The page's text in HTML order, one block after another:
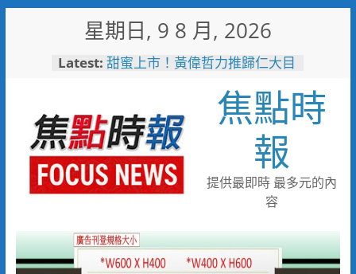
星期日, 9 8 月, 2026
Latest: 甜蜜上市！黃偉哲力推歸仁大目
臺鐵高雄機廠變身全台最大免費
樂園 陳其邁:保存百年產業記
憶！
「火車醫院」變身親子天堂！高
雄親子遊樂園開幕首日人潮爆棚
「高雄親子樂園」爆紅！全臺最
大免費園區首日吸三萬人朝聖
起於無心成於熱愛 王貴嬋現代
水墨個展
焦點時
報
提供最即時 最多元的內
容